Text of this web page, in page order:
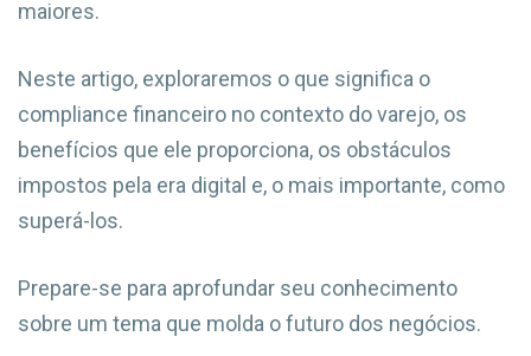
maiores.
Neste artigo, exploraremos o que significa o
compliance financeiro no contexto do varejo, os
benefícios que ele proporciona, os obstáculos
impostos pela era digital e, o mais importante, como
superá-los.
Prepare-se para aprofundar seu conhecimento
sobre um tema que molda o futuro dos negócios.